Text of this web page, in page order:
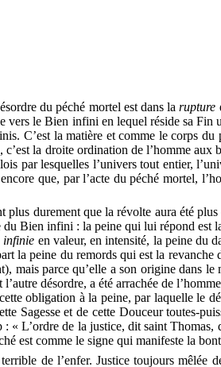
du péché mortel est dans larupture
vers le Bien infini en lequel réside sa
C’est la matière et comme le corps
la droite ordination de l’homme aux
par lesquelles l’univers tout entier,
que, par l’acte du péché mortel,
plus durement que la révolte aura été plus
Bien infini : la peine qui lui répond est
infinie en valeur, en intensité, la peine du
la peine du remords qui est la
mais parce qu’elle a son origine dans le
désordre, a été arrachée de
obligation à la peine, par laquelle le
Sagesse et de cette Douceur toutes-
L’ordre de la justice, dit saint Thomas,
est comme le signe qui manifeste la
terrible de l’enfer. Justice toujours mêlée